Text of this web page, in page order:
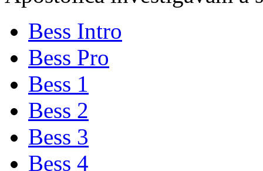
Bess Intro
Bess Pro
Bess 1
Bess 2
Bess 3
Bess 4